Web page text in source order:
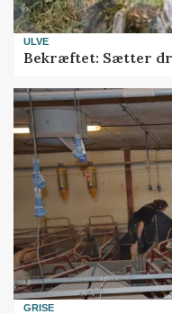
ULVE
Bekræftet: Sætter
GRISE